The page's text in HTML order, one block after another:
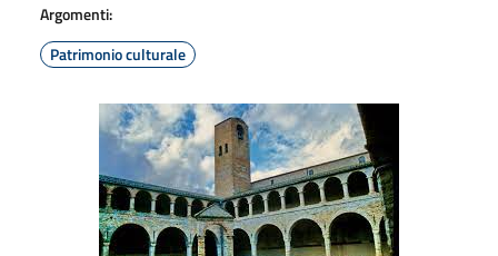
Argomenti:
Patrimonio culturale